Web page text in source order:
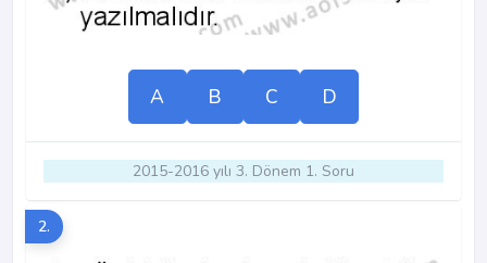
A B C D
2015-2016 yılı 3. Dönem 1. Soru
2.